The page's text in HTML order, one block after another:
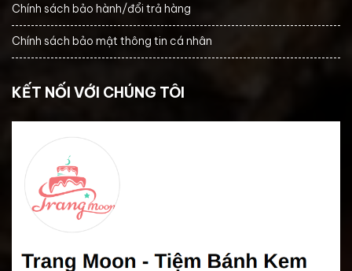
Chính sách bảo hành/đổi trả hàng
Chính sách bảo mật thông tin cá nhân
KẾT NỐI VỚI CHÚNG TÔI